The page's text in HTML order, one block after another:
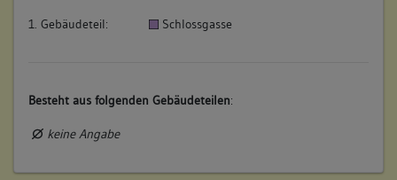
1. Gebäudeteil: Schlossgasse
Besteht aus folgenden Gebäudeteilen:
keine Angabe